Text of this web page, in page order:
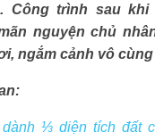
Công trình sau khi
nguyện chủ
ngắm cảnh vô
⅓ diện tích đất